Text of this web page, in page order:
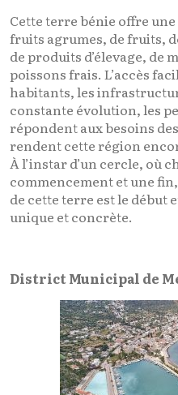
Cette terre bénie offre
fruits agrumes, de fruits,
de produits d’élevage, de
poissons frais. L’accès
habitants, les
constante évolution, les
répondent aux besoins
rendent cette région
À l’instar d’un cercle, où
commencement et une
de cette terre est le début
unique et concrète.
District Municipal de